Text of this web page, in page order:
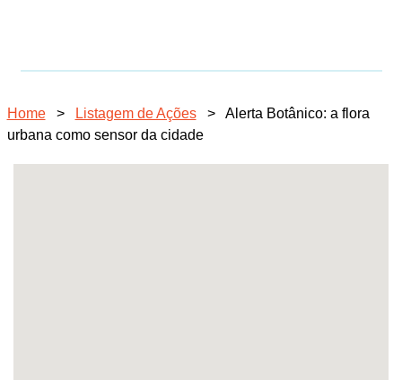
Home > Listagem de Ações >
Alerta Botânico: a flora
urbana como sensor da cidade